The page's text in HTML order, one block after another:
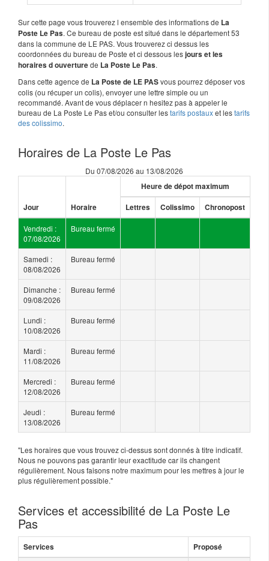
Sur cette page vous trouverez l ensemble des informations de La
Poste Le Pas. Ce bureau de poste est situé dans le département 53
dans la commune de LE PAS. Vous trouverez ci dessus les
coordonnées du bureau de Poste et ci dessous lesjours et les
horaires d ouverturede La Poste Le Pas.
Dans cette agence de La Poste de LE PASvous pourrez déposer vos
colis (ou récuper un colis), envoyer une lettre simple ou un
recommandé. Avant de vous déplacer n hesitez pas à appeler le
bureau de La Poste Le Pas et/ou consulter lestarifs postauxet lestarifs
des colissimo.
Horaires de La Poste Le Pas
Du 07/08/2026 au 13/08/2026
Jour Horaire
Heure de dépot maximum
Lettres Colissimo Chronopost
Vendredi :
07/08/2026
Bureau fermé
Samedi :
08/08/2026
Bureau fermé
Dimanche :
09/08/2026
Bureau fermé
Lundi :
10/08/2026
Bureau fermé
Mardi :
11/08/2026
Bureau fermé
Mercredi :
12/08/2026
Bureau fermé
Jeudi :
13/08/2026
Bureau fermé
"Les horaires que vous trouvez ci-dessus sont donnés à titre indicatif.
Nous ne pouvons pas garantir leur exactitude car ils changent
régulièrement. Nous faisons notre maximum pour les mettres à jour le
plus régulièrement possible."
Services et accessibilité de La Poste Le
Pas
Services Proposé